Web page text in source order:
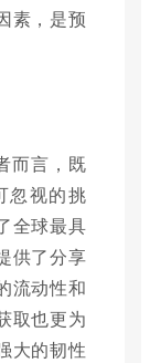
素，是预
而言，既
忽视的挑
全球最具
供了分享
流动性和
取也更为
大的韧性